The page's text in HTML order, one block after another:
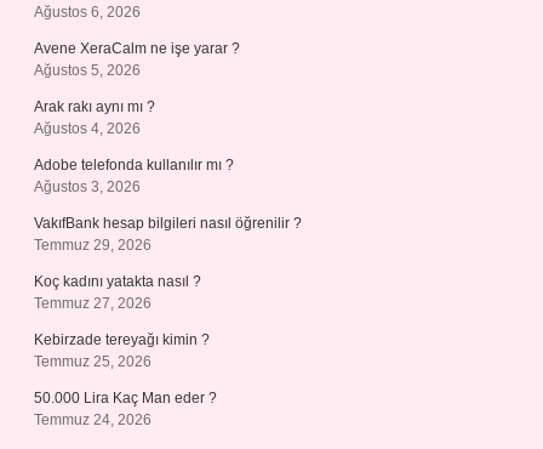
Ağustos 6, 2026
Avene XeraCalm ne işe yarar ?
Ağustos 5, 2026
Arak rakı aynı mı ?
Ağustos 4, 2026
Adobe telefonda kullanılır mı ?
Ağustos 3, 2026
VakıfBank hesap bilgileri nasıl öğrenilir ?
Temmuz 29, 2026
Koç kadını yatakta nasıl ?
Temmuz 27, 2026
Kebirzade tereyağı kimin ?
Temmuz 25, 2026
50.000 Lira Kaç Man eder ?
Temmuz 24, 2026